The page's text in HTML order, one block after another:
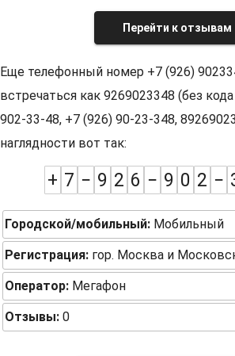
Перейти к отзывам
Еще телефонный номер +7 (926)
встречаться как 9269023348 (без
902-33-48, +7 (926) 90-23-348,
наглядности вот так:
+ 7 − 9 2 6 − 9 0 2 −
Городской/мобильный: Мобильный
Регистрация: гор. Москва и
Оператор: Мегафон
Отзывы: 0